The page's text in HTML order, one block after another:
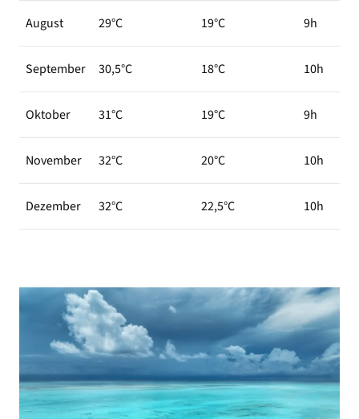
August 29°C 19°C 9h
September 30,5°C 18°C 10h
Oktober 31°C 19°C 9h
November 32°C 20°C 10h
Dezember 32°C 22,5°C 10h